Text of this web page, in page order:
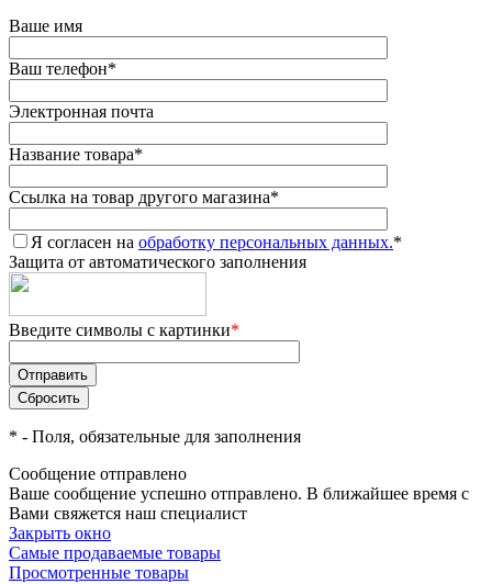
Ваше имя
Ваш телефон*
Электронная почта
Название товара*
Ссылка на товар другого магазина*
Я согласен на обработку персональных данных.*
Защита от автоматического заполнения
Введите символы с картинки*
* - Поля, обязательные для заполнения
Сообщение отправлено
Ваше сообщение успешно отправлено. В ближайшее время с
Вами свяжется наш специалист
Закрыть окно
Самые продаваемые товары
Просмотренные товары